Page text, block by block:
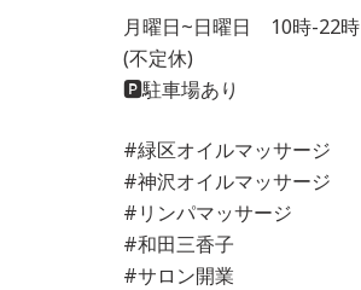
月曜日~日曜日 10時-22時
(不定休)
🅿️駐車場あり
#緑区オイルマッサージ
#神沢オイルマッサージ
#リンパマッサージ
#和田三香子
#サロン開業